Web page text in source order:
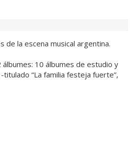
la escena musical argentina.
10 álbumes de estudio y
“La familia festeja fuerte”,